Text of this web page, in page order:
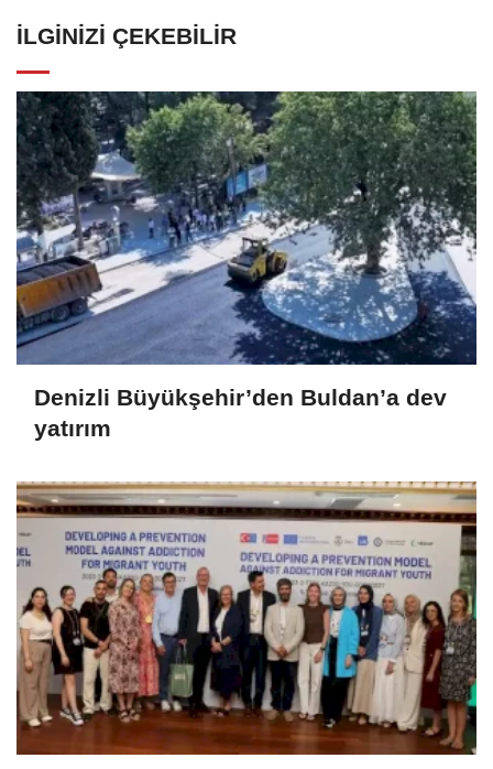
İLGINIZI ÇEKEBILIR
Denizli Büyükşehir’den Buldan’a dev
yatırım